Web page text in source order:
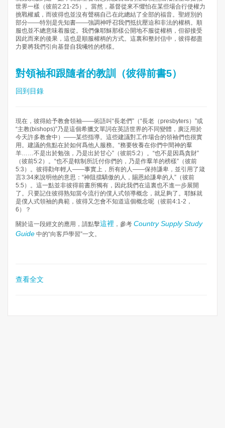
世界一樣（彼前2:21-25）。當然，基督從來不懼怕在某些場合行使權力
挑戰權威，而彼得也並沒有聲稱自己在此總結了全部的福音。聖經別的
部分——特別是先知書——強調神呼召我們抵抗壓迫和非法的權柄。順
服也並不總意味着服從。我們像耶穌那樣公開地不服從權柄，但卻接受
因此而來的後果，這也是順服權柄的方式。這裏和整封信中，彼得都盡
力要將我們引向基督自我犧牲的榜樣。
對領袖和跟隨者的教訓（彼得前書5）
回到目錄
現在，彼得給予教會領袖——術語叫“長老們”（“長老（presbyters）”或
“主教(bishops)”乃是這個希臘文單詞在英語世界的不同變體，廣泛用於
今天許多教會中）——某些指導。這些建議對工作場合的領袖們也很實
用。建議的焦點在於如何爲他人服務。“務要牧養在你們中間神的羣
羊……不是出於勉強，乃是出於甘心”（彼前5:2）。“也不是因爲貪財”
（彼前5:2）。“也不是轄制所託付你們的，乃是作羣羊的榜樣”（彼前
5:3）。彼得勸年輕人——事實上，所有的人——保持謙卑，並引用了箴
言3:34來說明他的意思：“神阻擋驕傲的人，賜恩給謙卑的人”（彼前
5:5）。這一點並非彼得前書所獨有，因此我們在這裏也不進一步展開
了。只要記住彼得熟知當今流行的僕人式領導概念，就足夠了。耶穌就
是僕人式領袖的典範，彼得又怎會不知道這個概念呢（彼前4:1-2，
6）？
關於這一段經文的應用，請點擊這裡 ，參考 Country Supply Study
Guide 中的“向客戶學習”一文。
查看全文